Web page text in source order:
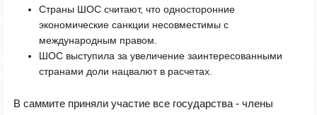
Страны ШОС считают, что односторонние
экономические санкции несовместимы с
международным правом.
ШОС выступила за увеличение заинтересованными
странами доли нацвалют в расчетах.
В саммите приняли участие все государства - члены